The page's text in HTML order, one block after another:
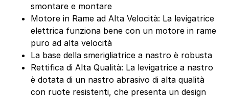
smontare e montare
Motore in Rame ad Alta Velocità: La levigatrice
elettrica funziona bene con un motore in rame
puro ad alta velocità
La base della smerigliatrice a nastro è robusta
Rettifica di Alta Qualità: La levigatrice a nastro
è dotata di un nastro abrasivo di alta qualità
con ruote resistenti, che presenta un design